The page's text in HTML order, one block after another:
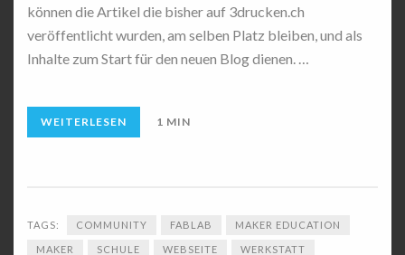
können die Artikel die bisher auf 3drucken.ch
veröffentlicht wurden, am selben Platz bleiben, und als
Inhalte zum Start für den neuen Blog dienen. …
WEITERLESEN 1 MIN
TAGS: COMMUNITY FABLAB MAKER EDUCATION
MAKER SCHULE WEBSEITE WERKSTATT